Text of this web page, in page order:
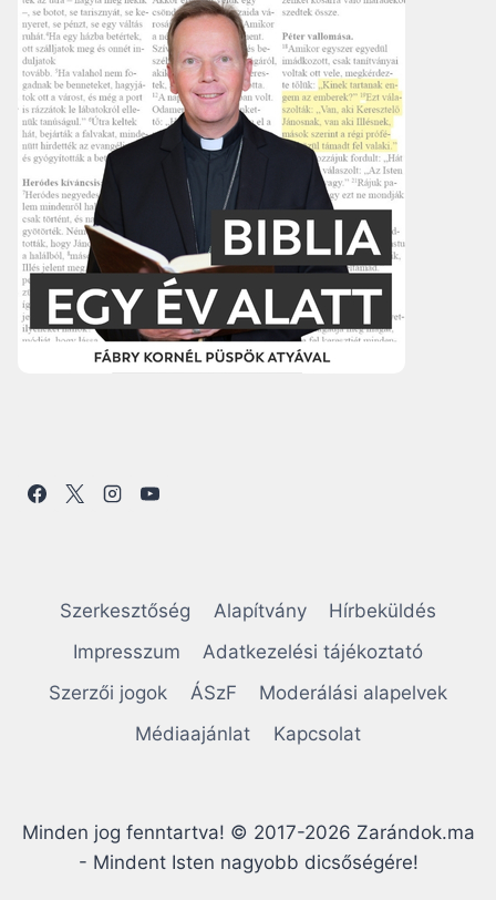
Szerkesztőség Alapítvány
Hírbeküldés
Impresszum
Adatkezelési tájékoztató
Szerzői jogok
ÁSzF
Moderálási alapelvek
Médiaajánlat
Kapcsolat
Minden jog fenntartva! © 2017-2026 Zarándok.ma
- Mindent Isten nagyobb dicsőségére!